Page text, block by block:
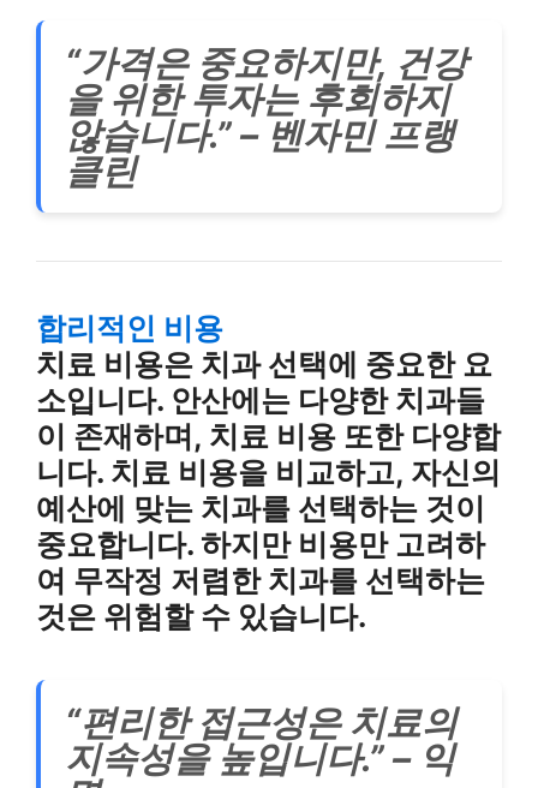
“가격은 중요하지만, 건강
을 위한 투자는 후회하지
않습니다.” – 벤자민 프랭
클린
합리적인 비용
치료 비용은 치과 선택에 중요한 요
소입니다. 안산에는 다양한 치과들
이 존재하며, 치료 비용 또한 다양합
니다. 치료 비용을 비교하고, 자신의
예산에 맞는 치과를 선택하는 것이
중요합니다. 하지만 비용만 고려하
여 무작정 저렴한 치과를 선택하는
것은 위험할 수 있습니다.
“편리한 접근성은 치료의
지속성을 높입니다.” – 익